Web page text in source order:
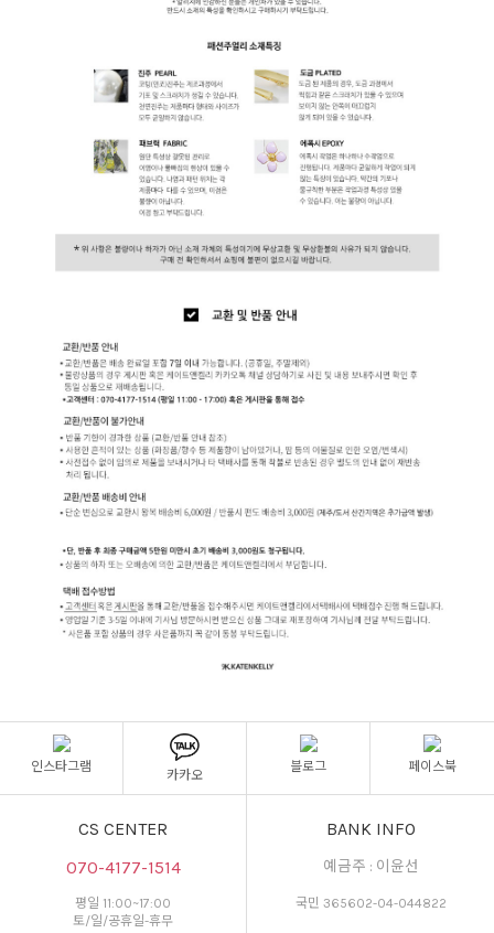
인스타그램
카카오
블로그 페이스북
CS CENTER
070-4177-1514
평일 11:00~17:00
토/일/공휴일-휴무
BANK INFO
예금주 : 이윤선
국민 365602-04-044822